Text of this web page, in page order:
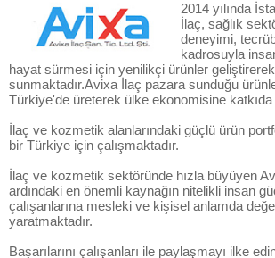
2014 yılında
İlaç, sağlık
deneyimi,
kadrosuyla
hayat sürmesi için yenilikçi ürünler geliştirerek
sunmaktadır.Avixa İlaç pazara sunduğu
Türkiye'de üreterek ülke ekonomisine katkıda
İlaç ve kozmetik alanlarındaki güçlü ürün
bir Türkiye için çalışmaktadır.
İlaç ve kozmetik sektöründe hızla büyüyen
ardındaki en önemli kaynağın nitelikli insan
çalışanlarına mesleki ve kişisel anlamda
yaratmaktadır.
Başarılarını çalışanları ile paylaşmayı ilke